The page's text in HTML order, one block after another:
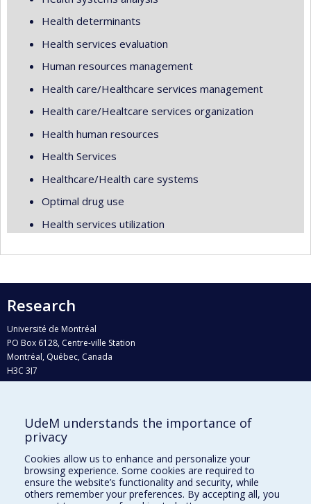
Health determinants
Health services evaluation
Human resources management
Health care/Healthcare services management
Health care/Healtcare services organization
Health human resources
Health Services
Healthcare/Health care systems
Optimal drug use
Health services utilization
Research
Université de Montréal
PO Box 6128, Centre-ville Station
Montréal, Québec, Canada
H3C 3J7
Who does what?
Find us
Site map
UdeM understands the importance of
privacy
Cookies allow us to enhance and personalize your
browsing experience. Some cookies are required to
ensure the website’s functionality and security, while
others remember your preferences. By accepting all, you